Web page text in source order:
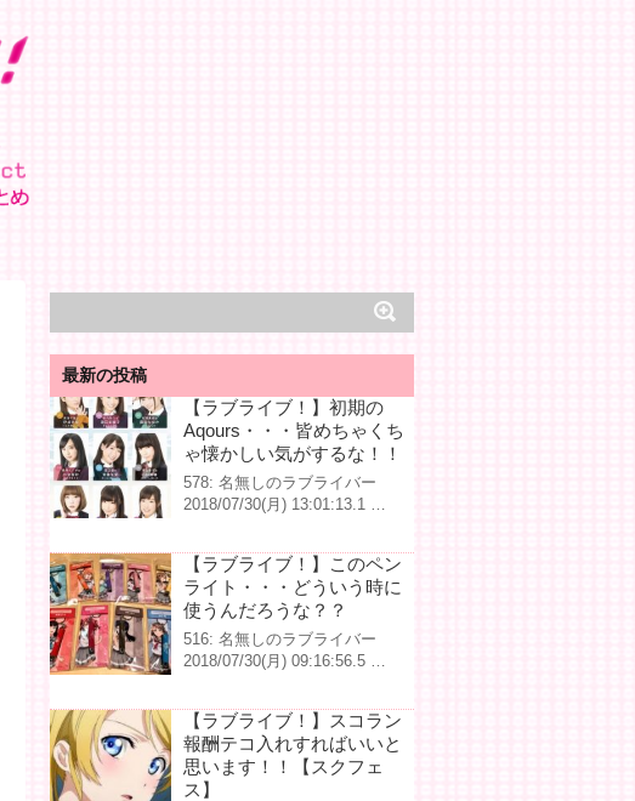
最新の投稿
【ラブライブ！】初期の
Aqours・・・皆めちゃくち
ゃ懐かしい気がするな！！
578: 名無しのラブライバー
2018/07/30(月) 13:01:13.1 …
【ラブライブ！】このペン
ライト・・・どういう時に
使うんだろうな？？
516: 名無しのラブライバー
2018/07/30(月) 09:16:56.5 …
【ラブライブ！】スコラン
報酬テコ入れすればいいと
思います！！【スクフェ
ス】